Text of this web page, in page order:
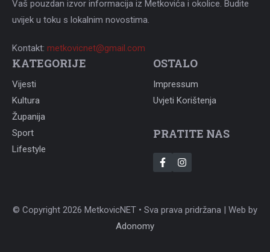
Vaš pouzdan izvor informacija iz Metkovića i okolice. Budite
uvijek u toku s lokalnim novostima.
Kontakt: metkovicnet@gmail.com
KATEGORIJE
Vijesti
Kultura
Županija
Sport
Lifestyle
OSTALO
Impressum
Uvjeti Korištenja
PRATITE NAS
© Copyright 2026 MetkovicNET • Sva prava pridržana | Web by
Adonomy